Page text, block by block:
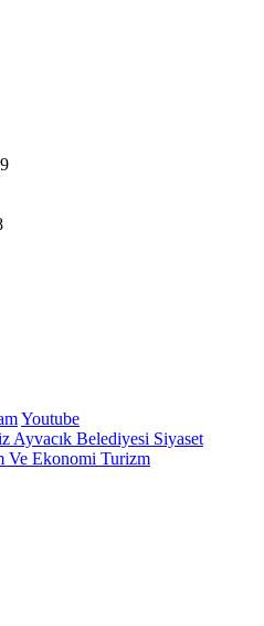
Youtube
Ayvacık Belediyesi Siyaset
Ve Ekonomi Turizm